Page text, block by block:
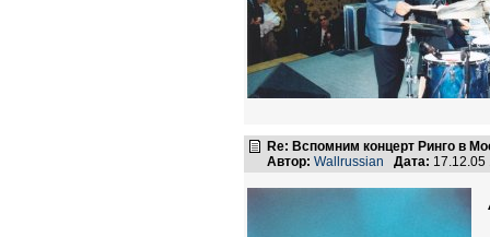
Re: Вспомним концерт Ринго в
Автор: Wallrussian Дата: